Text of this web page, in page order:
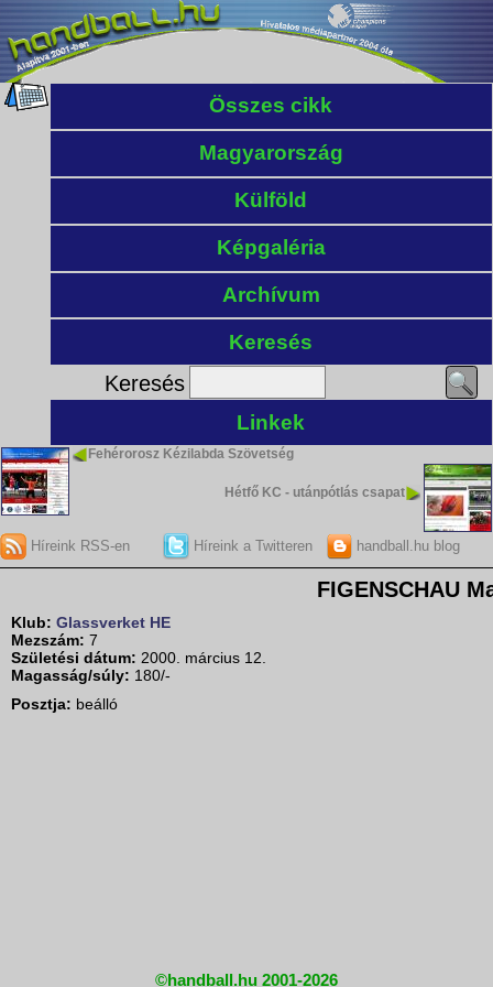
Összes cikk
Magyarország
Külföld
Képgaléria
Archívum
Keresés
Keresés
Linkek
Fehérorosz Kézilabda Szövetség
Hétfő KC - utánpótlás csapat
Híreink RSS-en Híreink a Twitteren handball.hu blog
FIGENSCHAU
Klub: Glassverket HE
Mezszám: 7
Születési dátum: 2000. március 12.
Magasság/súly: 180/-
Posztja: beálló
©handball.hu 2001-2026